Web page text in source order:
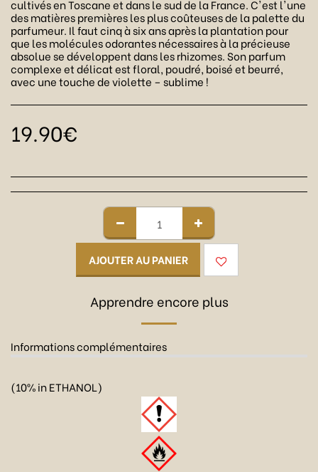
cultivés en Toscane et dans le sud de la France. C'est l'une
des matières premières les plus coûteuses de la palette du
parfumeur. Il faut cinq à six ans après la plantation pour
que les molécules odorantes nécessaires à la précieuse
absolue se développent dans les rhizomes. Son parfum
complexe et délicat est floral, poudré, boisé et beurré,
avec une touche de violette – sublime !
19.90€
AJOUTER AU PANIER
Apprendre encore plus
Informations complémentaires
(10% in ETHANOL)